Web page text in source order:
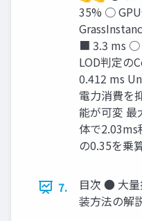
35% ○
■ 3.3 ms ○
LOD判定
0.412 ms
電力消費を
能が可変 最
体で2.03ms
の0.35を乗
7.
目次 ● 大
装方法の解